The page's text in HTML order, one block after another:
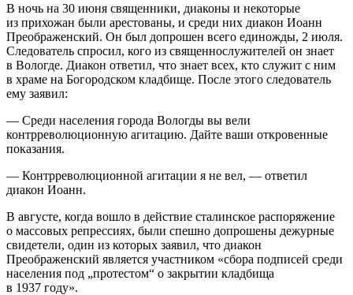
В ночь на 30 июня священники, диаконы и некоторые
из прихожан были арестованы, и среди них диакон Иоанн
Преображенский. Он был допрошен всего единожды, 2 июля.
Следователь спросил, кого из священнослужителей он знает
в Вологде. Диакон ответил, что знает всех, кто служит с ним
в храме на Богородском кладбище. После этого следователь
ему заявил:
— Среди населения города Вологды вы вели
контрреволюционную агитацию. Дайте ваши откровенные
показания.
— Контрреволюционной агитации я не вел, — ответил
диакон Иоанн.
В августе, когда вошло в действие сталинское распоряжение
о массовых репрессиях, были спешно допрошены дежурные
свидетели, один из которых заявил, что диакон
Преображенский является участником «сбора подписей среди
населения под „протестом“ о закрытии кладбища
в 1937 году».